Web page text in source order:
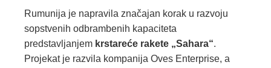
Rumunija je napravila značajan korak u razvoju
sopstvenih odbrambenih kapaciteta
predstavljanjem krstareće rakete „Sahara“.
Projekat je razvila kompanija Oves Enterprise, a